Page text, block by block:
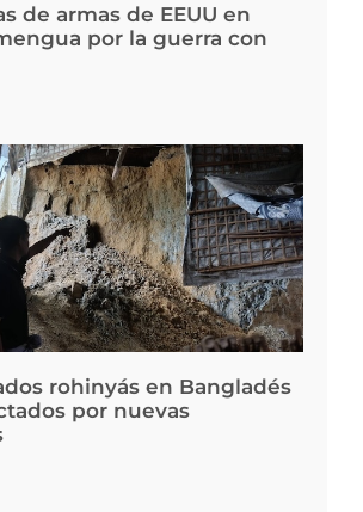
de armas de EEUU en
por la guerra con
rohinyás en Bangladés
por nuevas